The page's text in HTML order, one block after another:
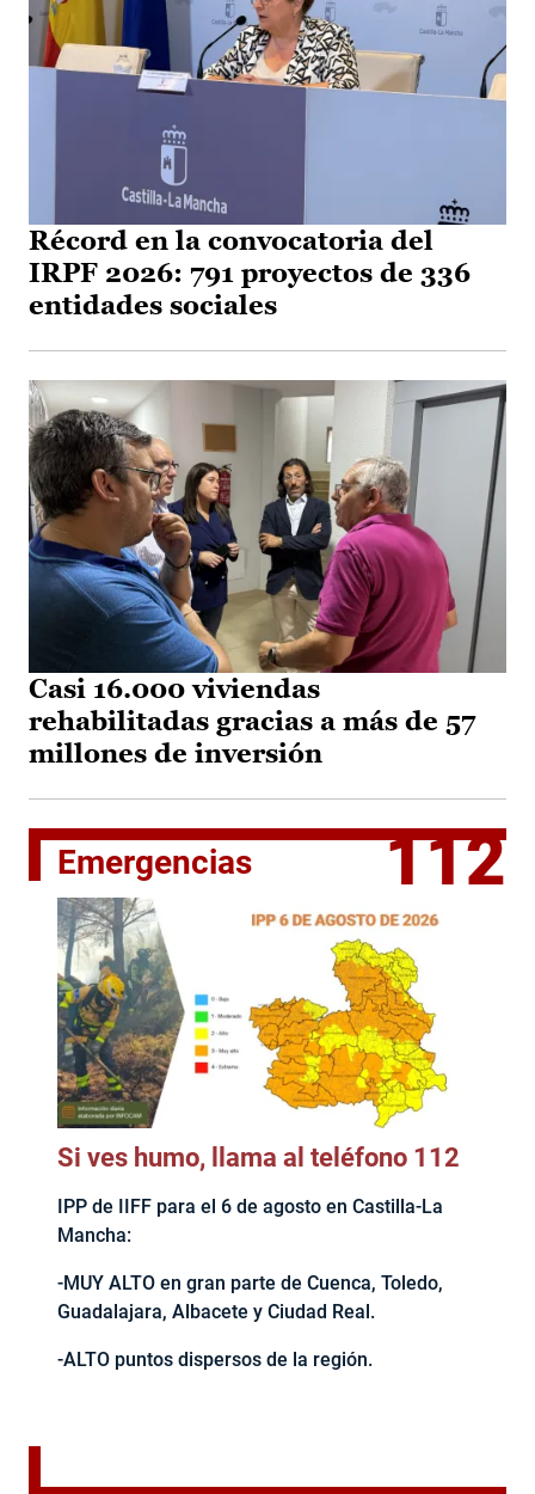
Récord en la convocatoria del
IRPF 2026: 791 proyectos de 336
entidades sociales
Casi 16.000 viviendas
rehabilitadas gracias a más de 57
millones de inversión
Emergencias 112
Si ves humo, llama al teléfono 112
IPP de IIFF para el 6 de agosto en Castilla-La
Mancha:
-MUY ALTO en gran parte de Cuenca, Toledo,
Guadalajara, Albacete y Ciudad Real.
-ALTO puntos dispersos de la región.